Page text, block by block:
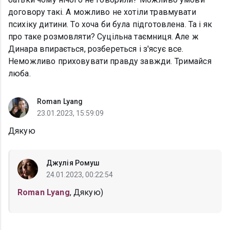
договору такі. А можливо не хотіли травмувати
психіку дитини. То хоча би була підготовлена. Та і як
про таке розмовляти? Суцільна таємниця. Але ж
Динара впирається, розбереться і з'ясує все.
Неможливо приховувати правду завжди. Тримайся
люба.
Roman Lyang
23.01.2023, 15:59:09
Дякую
Джулія Ромуш
24.01.2023, 00:22:54
Roman Lyang, Дякую)